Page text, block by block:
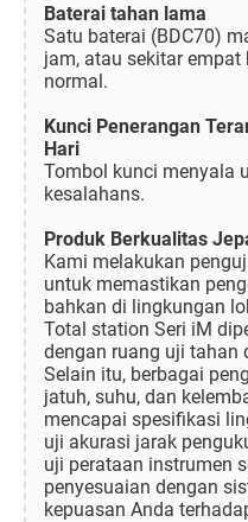
Baterai tahan lama
Satu baterai (BDC70)
jam, atau sekitar
normal.
Kunci Penerangan
Hari
Tombol kunci menyala
kesalahans.
Produk Berkualitas
Kami melakukan
untuk memastikan
bahkan di lingkungan
Total station Seri iM
dengan ruang uji tahan
Selain itu, berbagai
jatuh, suhu, dan
mencapai spesifikasi
uji akurasi jarak
uji perataan instrumen
penyesuaian dengan
kepuasan Anda